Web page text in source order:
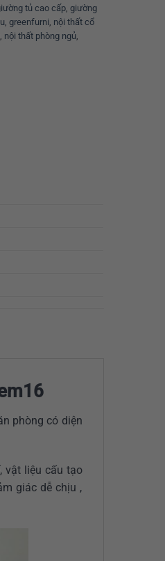
tủ cao cấp, giường
, greenfurni nội thất cổ
nội thất phòng ngủ,
phòng có diện
vật liệu cấu tạo
giác dễ chịu ,